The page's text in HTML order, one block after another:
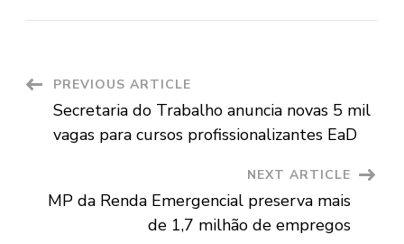
Post
Navigation
PREVIOUS ARTICLE
Secretaria do Trabalho anuncia novas 5 mil
vagas para cursos profissionalizantes EaD
NEXT ARTICLE
MP da Renda Emergencial preserva mais
de 1,7 milhão de empregos